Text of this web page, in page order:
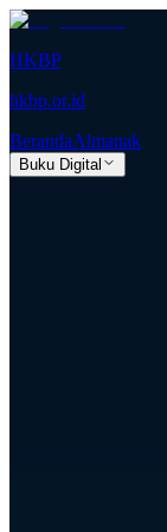
HKBP
hkbp.or.id
BerandaAlmanak
Buku Digital